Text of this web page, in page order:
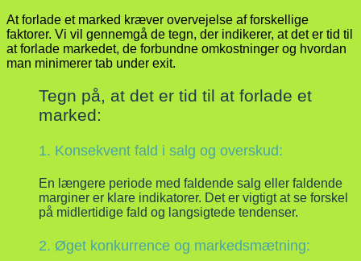
At forlade et marked kræver overvejelse af forskellige
faktorer. Vi vil gennemgå de tegn, der indikerer, at det er tid til
at forlade markedet, de forbundne omkostninger og hvordan
man minimerer tab under exit.
Tegn på, at det er tid til at forlade et
marked:
1. Konsekvent fald i salg og overskud:
En længere periode med faldende salg eller faldende
marginer er klare indikatorer. Det er vigtigt at se forskel
på midlertidige fald og langsigtede tendenser.
2. Øget konkurrence og markedsmætning: